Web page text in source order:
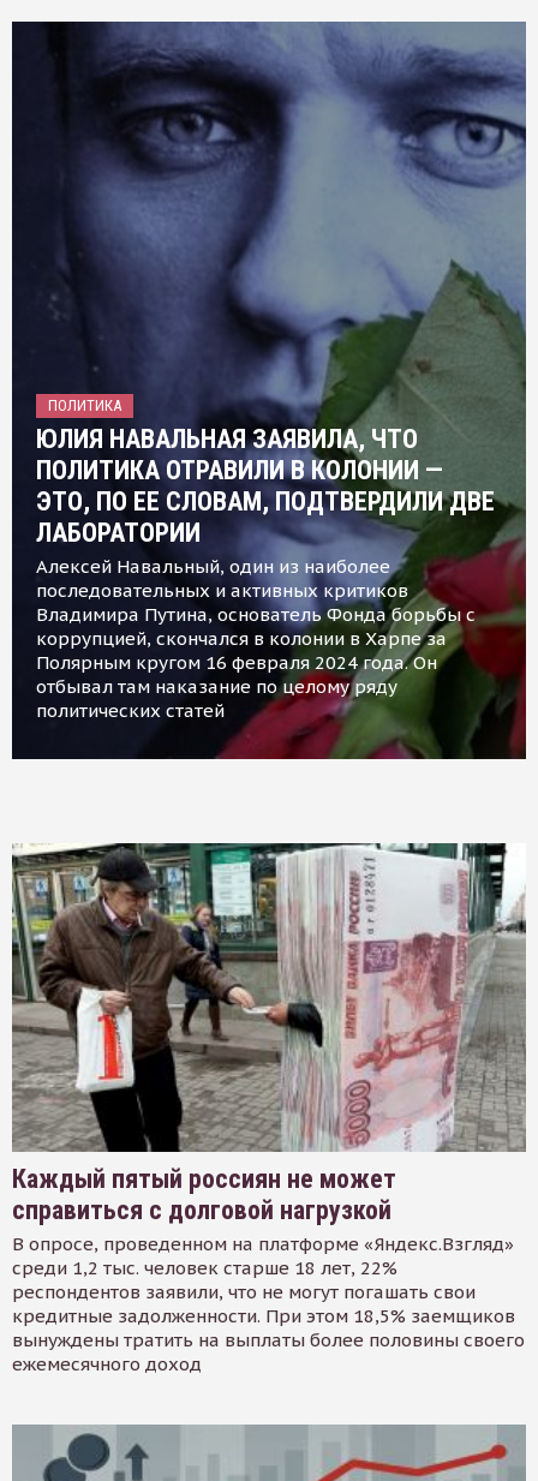
ПОЛИТИКА
ЮЛИЯ НАВАЛЬНАЯ ЗАЯВИЛА, ЧТО
ПОЛИТИКА ОТРАВИЛИ В КОЛОНИИ —
ЭТО, ПО ЕЕ СЛОВАМ, ПОДТВЕРДИЛИ ДВЕ
ЛАБОРАТОРИИ
Алексей Навальный, один из наиболее
последовательных и активных критиков
Владимира Путина, основатель Фонда борьбы с
коррупцией, скончался в колонии в Харпе за
Полярным кругом 16 февраля 2024 года. Он
отбывал там наказание по целому ряду
политических статей
Каждый пятый россиян не может
справиться с долговой нагрузкой
В опросе, проведенном на платформе «Яндекс.Взгляд»
среди 1,2 тыс. человек старше 18 лет, 22%
респондентов заявили, что не могут погашать свои
кредитные задолженности. При этом 18,5% заемщиков
вынуждены тратить на выплаты более половины своего
ежемесячного доход